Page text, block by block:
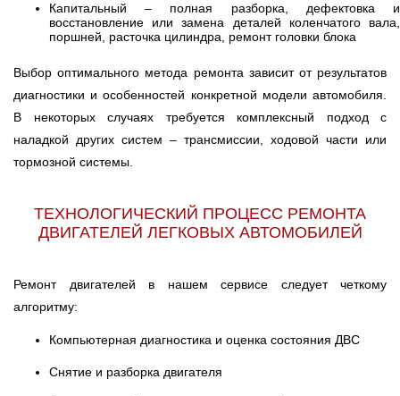
Капитальный – полная разборка, дефектовка и
восстановление или замена деталей коленчатого вала,
поршней, расточка цилиндра, ремонт головки блока
Выбор оптимального метода ремонта зависит от результатов
диагностики и особенностей конкретной модели автомобиля.
В некоторых случаях требуется комплексный подход с
наладкой других систем – трансмиссии, ходовой части или
тормозной системы.
ТЕХНОЛОГИЧЕСКИЙ ПРОЦЕСС РЕМОНТА
ДВИГАТЕЛЕЙ ЛЕГКОВЫХ АВТОМОБИЛЕЙ
Ремонт двигателей в нашем сервисе следует четкому
алгоритму:
Компьютерная диагностика и оценка состояния ДВС
Снятие и разборка двигателя